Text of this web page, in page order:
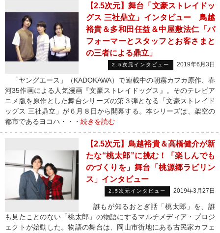
【2.5次元】舞台「文豪ストレイドッ
グス 三社鼎立」インタビュー 鳥越
裕貴＆多和田任益＆中屋敷法仁「パ
フォーマーとスタッフとお客さまと
の三者による鼎立」
2.5次元インタビュー 2019年6月3日
「ヤングエース」（KADOKAWA）で連載中の朝霧カフカ原作、春
河35作画による人気漫画『文豪ストレイドッグス』。そのテレビア
ニメ版を原作とした舞台シリーズの第３弾となる「文豪ストレイド
ッグス 三社鼎立」が６月８日から開幕する。本シリーズは、架空の
都市であるヨコハ・・・ 続きを読む
【2.5次元】鳥越裕貴＆高橋健介が新
たな“桃太郎”に挑む！「楽しんでも
のづくりを」舞台「桃源郷ラビリン
ス」インタビュー
2.5次元インタビュー 2019年3月27日
誰もが知るおとぎ話「桃太郎」を、誰
も見たことのない「桃太郎」の物語にするマルチメディア・プロジ
ェクトが始動した。物語の舞台は、岡山市街地にある古民家カフェ